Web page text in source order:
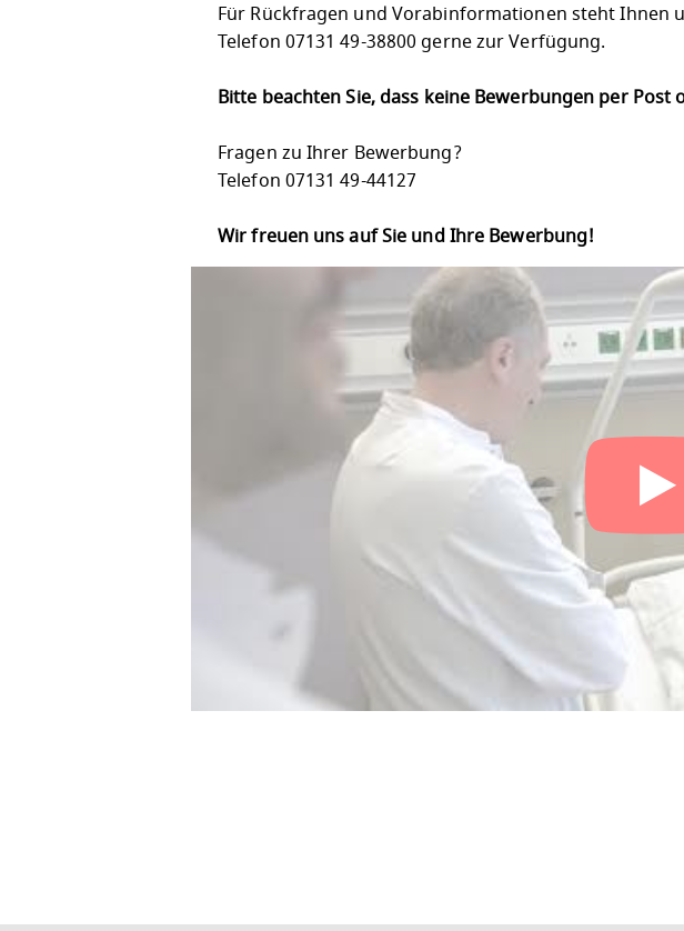
Für Rückfragen und Vorabinformationen steht Ihnen
Telefon 07131 49-38800 gerne zur Verfügung.
Bitte beachten Sie, dass keine Bewerbungen per
Fragen zu Ihrer Bewerbung?
Telefon 07131 49-44127
Wir freuen uns auf Sie und Ihre Bewerbung!